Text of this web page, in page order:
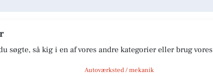
søgte, så kig i en af vores andre kategorier eller brug vores
Autoværksted / mekanik